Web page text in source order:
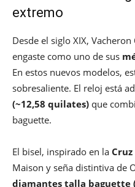
extremo
Desde el siglo XIX,
engaste como uno de sus
En estos nuevos modelos,
sobresaliente. El reloj está
(~12,58 quilates) que
baguette.
El bisel, inspirado en la
Maison y seña distintiva de
diamantes talla baguette